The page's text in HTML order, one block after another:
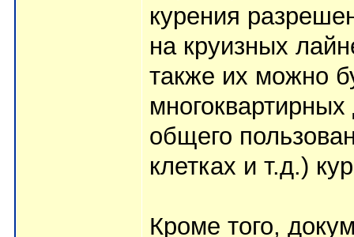
курения
на круизных
также их можно
общего
клетках и т.д.)
Кроме того,